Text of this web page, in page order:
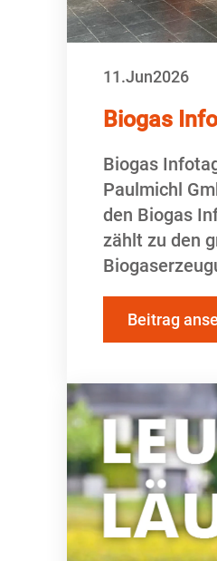
11.Jun2026
Biogas
Biogas
Paulmichl
den Biogas
zählt zu den
Beitrag